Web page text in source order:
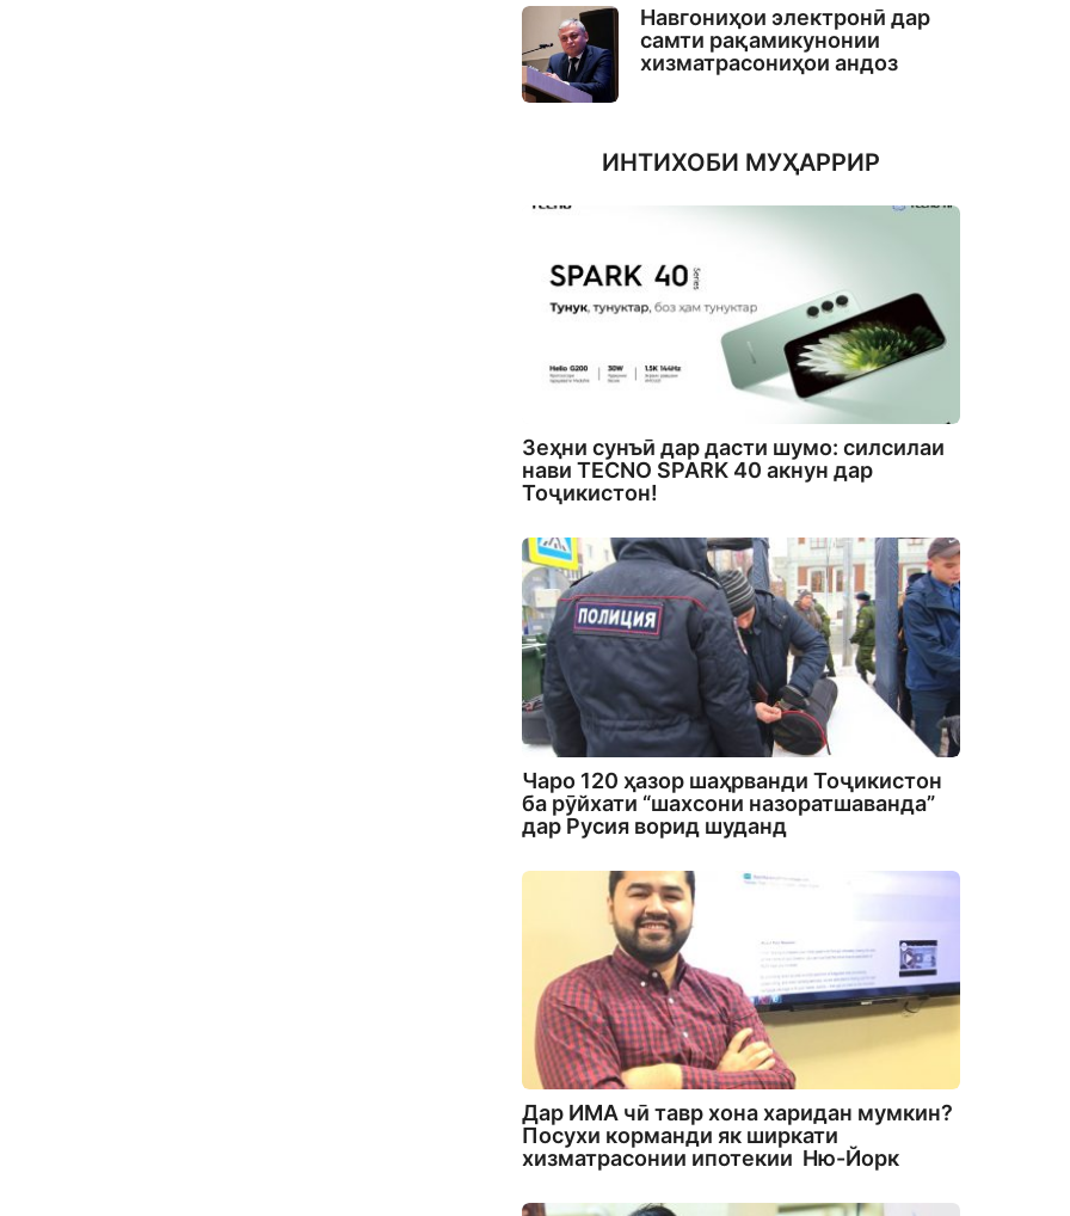
Навгониҳои электронӣ дар
самти рақамикунонии
хизматрасониҳои андоз
ИНТИХОБИ МУҲАРРИР
Зеҳни сунъӣ дар дасти шумо: силсилаи
нави TECNO SPARK 40 акнун дар
Тоҷикистон!
Чаро 120 ҳазор шаҳрванди Тоҷикистон
ба рӯйхати “шахсони назоратшаванда”
дар Русия ворид шуданд
Дар ИМА чӣ тавр хона харидан мумкин?
Посухи корманди як ширкати
хизматрасонии ипотекии Ню-Йорк